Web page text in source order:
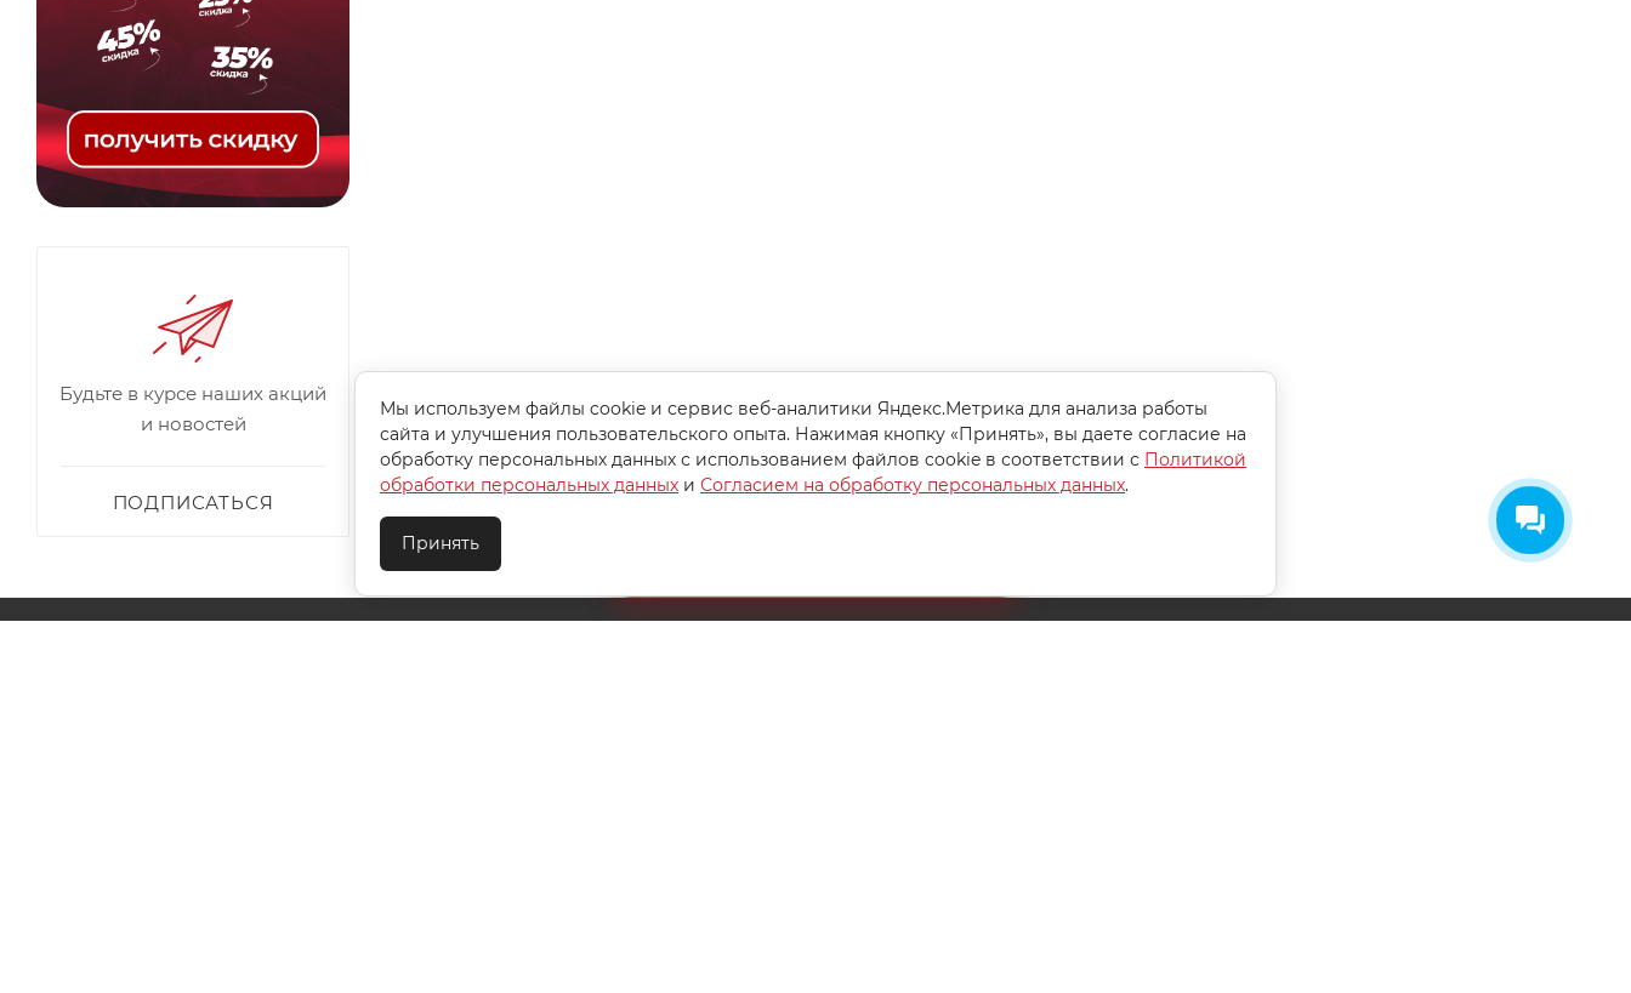
Будьте в курсе наших акций
и новостей
ПОДПИСАТЬСЯ
Мы используем файлы cookie и сервис веб-аналитики Яндекс.Метрика для анализа работы
сайта и улучшения пользовательского опыта. Нажимая кнопку «Принять», вы даете согласие на
обработку персональных данных с использованием файлов cookie в соответствии с Политикой
обработки персональных данных и Согласием на обработку персональных данных.
Принять